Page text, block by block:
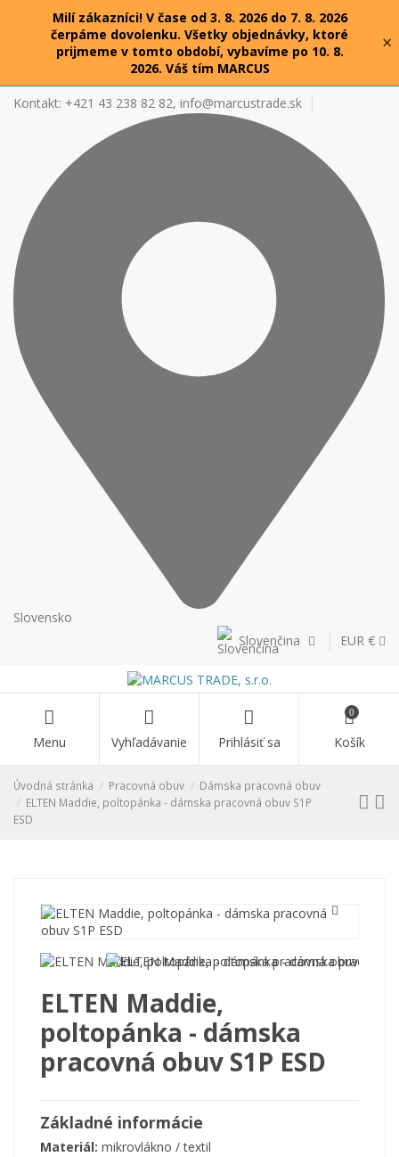
Milí zákazníci! V čase od 3. 8. 2026 do 7. 8. 2026
čerpáme dovolenku. Všetky objednávky, ktoré
prijmeme v tomto období, vybavíme po 10. 8.
2026. Váš tím MARCUS
×
Kontakt: +421 43 238 82 82, info@marcustrade.sk
Slovensko
Slovenčina
EUR €
Menu Vyhľadávanie Prihlásiť sa
0
Košík
Úvodná stránka Pracovná obuv
Dámska pracovná obuv
ELTEN Maddie, poltopánka - dámska pracovná obuv S1P
ESD
ELTEN Maddie,
poltopánka - dámska
pracovná obuv S1P ESD
Základné informácie
Materiál: mikrovlákno / textil